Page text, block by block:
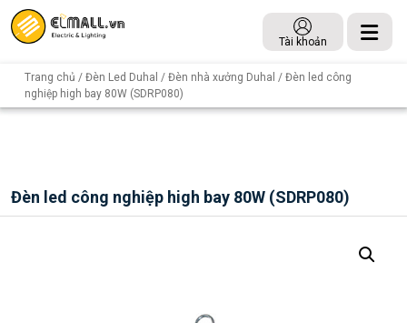
Tài khoản
Trang chủ / Đèn Led Duhal / Đèn nhà xưởng Duhal / Đèn led công
nghiệp high bay 80W (SDRP080)
Đèn led công nghiệp high bay 80W (SDRP080)